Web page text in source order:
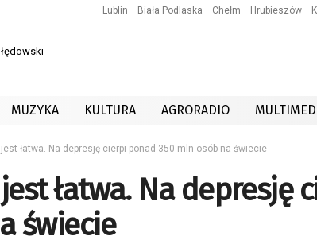
Lublin Biała Podlaska Chełm Hrubieszów
MUZYKA KULTURA AGRORADIO
łatwa. Na depresję cierpi ponad 350 mln osób na świecie
łatwa. Na depresję
świecie